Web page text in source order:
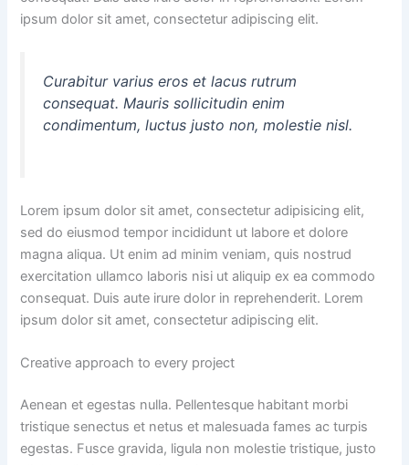
ipsum dolor sit amet, consectetur adipiscing elit.
Curabitur varius eros et lacus rutrum
consequat. Mauris sollicitudin enim
condimentum, luctus justo non, molestie nisl.
Lorem ipsum dolor sit amet, consectetur adipisicing elit,
sed do eiusmod tempor incididunt ut labore et dolore
magna aliqua. Ut enim ad minim veniam, quis nostrud
exercitation ullamco laboris nisi ut aliquip ex ea commodo
consequat. Duis aute irure dolor in reprehenderit. Lorem
ipsum dolor sit amet, consectetur adipiscing elit.
Creative approach to every project
Aenean et egestas nulla. Pellentesque habitant morbi
tristique senectus et netus et malesuada fames ac turpis
egestas. Fusce gravida, ligula non molestie tristique, justo